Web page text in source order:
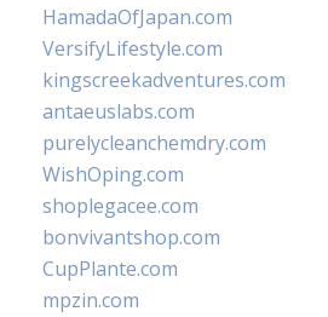
HamadaOfJapan.com
VersifyLifestyle.com
kingscreekadventures.com
antaeuslabs.com
purelycleanchemdry.com
WishOping.com
shoplegacee.com
bonvivantshop.com
CupPlante.com
mpzin.com